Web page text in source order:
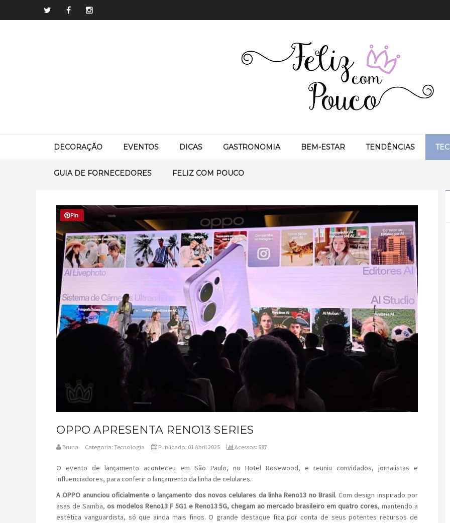
DECORAÇÃO EVENTOS DICAS GASTRONOMIA BEM-ESTAR TENDÊNCIAS
GUIA DE FORNECEDORES FELIZ COM POUCO
Pin
OPPO APRESENTA RENO13 SERIES
Bruna Categoria: Tecnologia Publicado: 01 Abril 2025 Acessos: 587
O evento de lançamento aconteceu em São Paulo, no Hotel Rosewood, e reuniu convidados, jornalistas e
influenciadores, para conferir o lançamento da linha de celulares.
A OPPO anunciou oficialmente o lançamento dos novos celulares da linha Reno13 no Brasil. Com design inspirado por
asas de Samba, os modelos Reno13 F 5G1 e Reno13 5G, chegam ao mercado brasileiro em quatro cores, mantendo a
estética vanguardista, só que ainda mais finos. O grande destaque fica por conta de seus potentes recursos de